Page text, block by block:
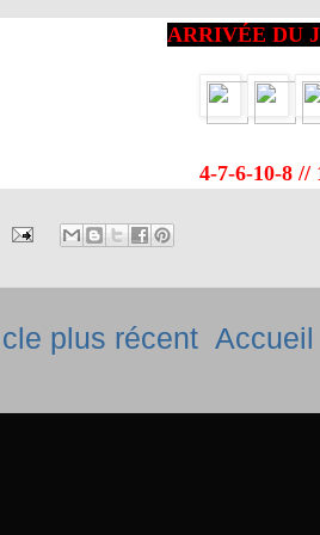
ARRIVÉE DU
4-7-6-10-8 //
plus récent Accueil